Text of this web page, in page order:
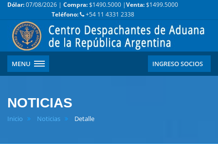
Dólar:07/08/2026 | Compra:$1490.5000 |Venta:$1499.5000
Teléfono:
+54 11 4331 2338
MENU INGRESO SOCIOS
NOTICIAS
Inicio Noticias Detalle